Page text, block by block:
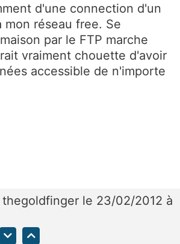
d'une connection d'un
mon réseau free. Se
par le FTP marche
vraiment chouette d'avoir
accessible de n'importe
thegoldfinger le 23/02/2012 à